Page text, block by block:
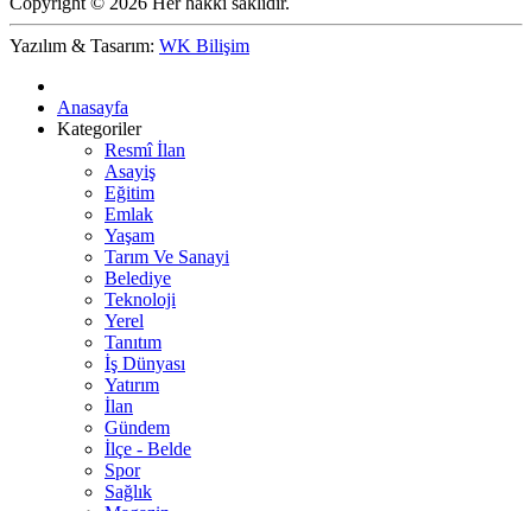
Yazılım & Tasarım: WK Bilişim
Anasayfa
Kategoriler
Resmî İlan
Asayiş
Eğitim
Emlak
Yaşam
Tarım Ve Sanayi
Belediye
Teknoloji
Yerel
Tanıtım
İş Dünyası
Yatırım
İlan
Gündem
İlçe - Belde
Spor
Sağlık